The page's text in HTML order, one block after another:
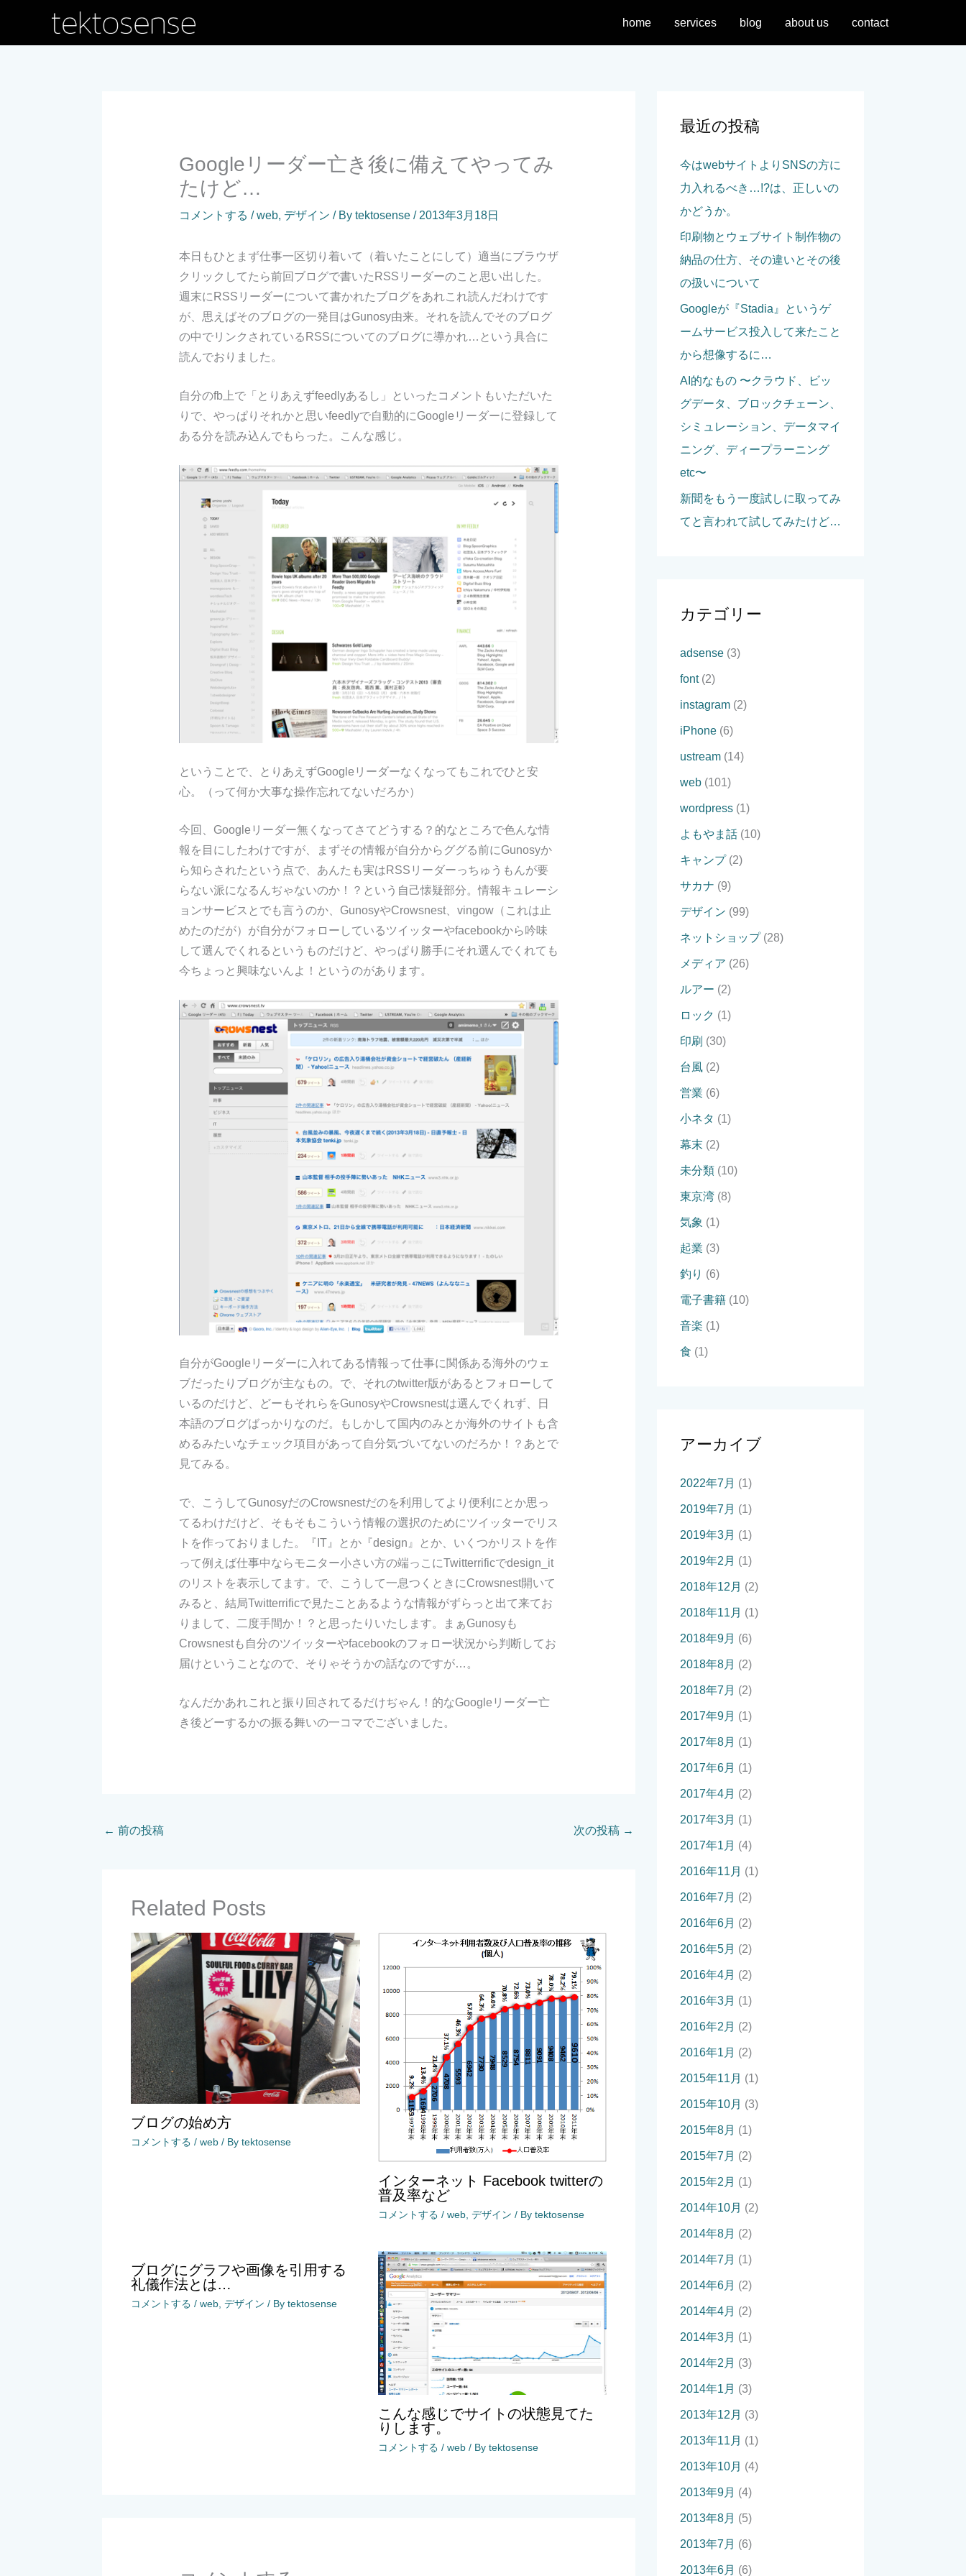
を
home services blog about us contact
Googleリーダー亡き後に備えてやってみ
たけど…
コメントする /web, デザイン / By tektosense /2013年3月18日
本日もひとまず仕事一区切り着いて（着いたことにして）適当にブラウザ
クリックしてたら前回ブログで書いたRSSリーダーのこと思い出した。
週末にRSSリーダーについて書かれたブログをあれこれ読んだわけです
が、思えばそのブログの一発目はGunosy由来。それを読んでそのブログ
の中でリンクされているRSSについてのブログに導かれ…という具合に
読んでおりました。
自分のfb上で「とりあえずfeedlyあるし」といったコメントもいただいた
りで、やっぱりそれかと思いfeedlyで自動的にGoogleリーダーに登録して
ある分を読み込んでもらった。こんな感じ。
ということで、とりあえずGoogleリーダーなくなってもこれでひと安
心。（って何か大事な操作忘れてないだろか）
今回、Googleリーダー無くなってさてどうする？的なところで色んな情
報を目にしたわけですが、まずその情報が自分からググる前にGunosyか
ら知らされたという点で、あんたも実はRSSリーダーっちゅうもんが要
らない派になるんぢゃないのか！？という自己懐疑部分。情報キュレーシ
ョンサービスとでも言うのか、GunosyやCrowsnest、vingow（これは止
めたのだが）が自分がフォローしているツイッターやfacebookから吟味
して選んでくれるというものだけど、やっぱり勝手にそれ選んでくれても
今ちょっと興味ないんよ！というのがあります。
自分がGoogleリーダーに入れてある情報って仕事に関係ある海外のウェ
ブだったりブログが主なもの。で、それのtwitter版があるとフォローして
いるのだけど、どーもそれらをGunosyやCrowsnestは選んでくれず、日
本語のブログばっかりなのだ。もしかして国内のみとか海外のサイトも含
めるみたいなチェック項目があって自分気づいてないのだろか！？あとで
見てみる。
で、こうしてGunosyだのCrowsnestだのを利用してより便利にとか思っ
てるわけだけど、そもそもこういう情報の選択のためにツイッターでリス
トを作っておりました。『IT』とか『design』とか、いくつかリストを作
って例えば仕事中ならモニター小さい方の端っこにTwitterrificでdesign_it
のリストを表示してます。で、こうして一息つくときにCrowsnest開いて
みると、結局Twitterrificで見たことあるような情報がずらっと出て来てお
りまして、二度手間か！？と思ったりいたします。まぁGunosyも
Crowsnestも自分のツイッターやfacebookのフォロー状況から判断してお
届けということなので、そりゃそうかの話なのですが…。
なんだかあれこれと振り回されてるだけぢゃん！的なGoogleリーダー亡
き後どーするかの振る舞いの一コマでございました。
← 前の投稿 次の投稿 →
Related Posts
ブログの始め方
コメントする / web / By tektosense
インターネット Facebook twitterの
普及率など
コメントする / web, デザイン / By tektosense
ブログにグラフや画像を引用する
礼儀作法とは…
コメントする / web, デザイン / By tektosense
こんな感じでサイトの状態見てた
りします。
コメントする / web/ By tektosense
最近の投稿
今はwebサイトよりSNSの方に
力入れるべき…!?は、正しいの
かどうか。
印刷物とウェブサイト制作物の
納品の仕方、その違いとその後
の扱いについて
Googleが『Stadia』というゲ
ームサービス投入して来たこと
から想像するに…
AI的なもの 〜クラウド、ビッ
グデータ、ブロックチェーン、
シミュレーション、データマイ
ニング、ディープラーニング
etc〜
新聞をもう一度試しに取ってみ
てと言われて試してみたけど…
カテゴリー
adsense (3)
font(2)
instagram (2)
iPhone (6)
ustream (14)
web (101)
wordpress (1)
よもやま話 (10)
キャンプ(2)
サカナ (9)
デザイン (99)
ネットショップ(28)
メディア (26)
ルアー (2)
ロック (1)
印刷 (30)
台風 (2)
営業 (6)
小ネタ (1)
幕末 (2)
未分類 (10)
東京湾 (8)
気象 (1)
起業 (3)
釣り (6)
電子書籍 (10)
音楽 (1)
食 (1)
アーカイブ
2022年7月 (1)
2019年7月 (1)
2019年3月 (1)
2019年2月 (1)
2018年12月 (2)
2018年11月 (1)
2018年9月 (6)
2018年8月 (2)
2018年7月 (2)
2017年9月 (1)
2017年8月 (1)
2017年6月 (1)
2017年4月 (2)
2017年3月 (1)
2017年1月 (4)
2016年11月 (1)
2016年7月 (2)
2016年6月 (2)
2016年5月 (2)
2016年4月 (2)
2016年3月 (1)
2016年2月 (2)
2016年1月 (2)
2015年11月 (1)
2015年10月 (3)
2015年8月 (1)
2015年7月 (2)
2015年2月 (1)
2014年10月 (2)
2014年8月 (2)
2014年7月 (1)
2014年6月 (2)
2014年4月 (2)
2014年3月 (1)
2014年2月 (3)
2014年1月 (3)
2013年12月 (3)
2013年11月 (1)
2013年10月 (4)
2013年9月 (4)
2013年8月 (5)
2013年7月 (6)
2013年6月 (6)